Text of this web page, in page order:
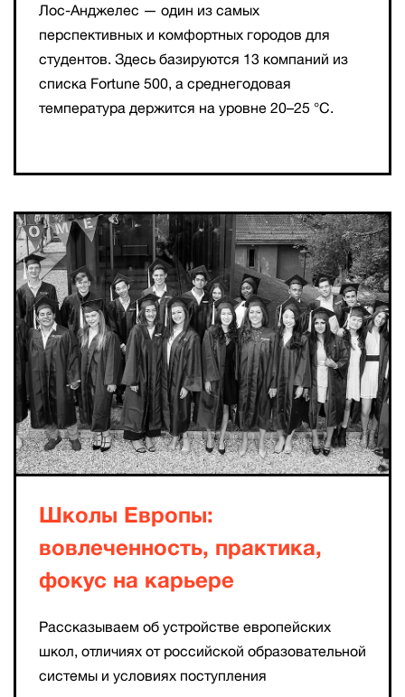
Лос-Анджелес — один из самых
перспективных и комфортных городов для
студентов. Здесь базируются 13 компаний из
списка Fortune 500, а среднегодовая
температура держится на уровне 20–25 °C.
Школы Европы:
вовлеченность, практика,
фокус на карьере
Рассказываем об устройстве европейских
школ, отличиях от российской образовательной
системы и условиях поступления